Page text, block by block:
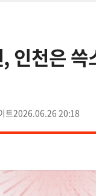
인천은
2026.06.26 20:18